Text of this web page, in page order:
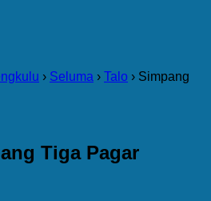
› Seluma › Talo › Simpang
Tiga Pagar